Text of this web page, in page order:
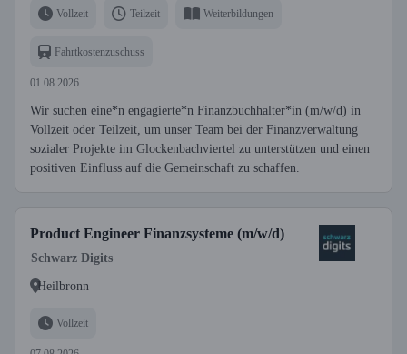
Vollzeit Teilzeit Weiterbildungen
Fahrtkostenzuschuss
01.08.2026
Wir suchen eine*n engagierte*n Finanzbuchhalter*in (m/w/d) in
Vollzeit oder Teilzeit, um unser Team bei der Finanzverwaltung
sozialer Projekte im Glockenbachviertel zu unterstützen und einen
positiven Einfluss auf die Gemeinschaft zu schaffen.
Product Engineer Finanzsysteme (m/w/d)
Schwarz Digits
Heilbronn
Vollzeit